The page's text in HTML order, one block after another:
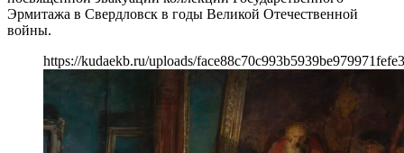
Эрмитажа в Свердловск в годы Великой Отечественной
войны.
https://kudaekb.ru/uploads/